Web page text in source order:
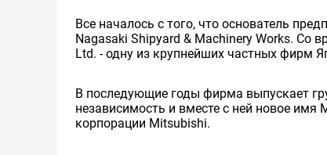
Все началось с того, что основатель
Nagasaki Shipyard & Machinery Works. Со
Ltd. - одну из крупнейших частных фирм
В последующие годы фирма выпускает
независимость и вместе с ней новое имя
корпорации Mitsubishi.